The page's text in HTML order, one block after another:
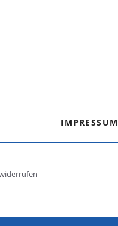
IMPRESSUM